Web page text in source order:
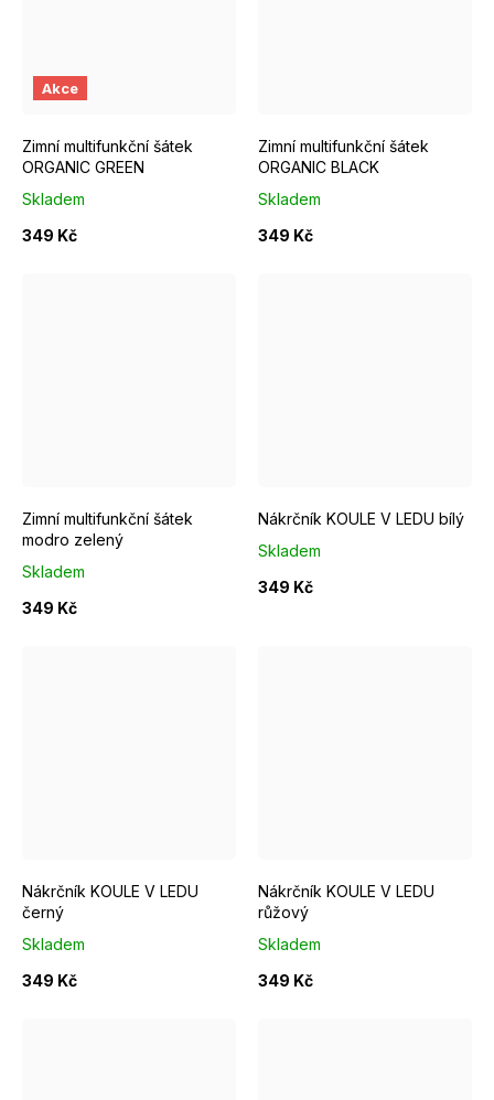
Akce
Zimní multifunkční šátek
ORGANIC GREEN
Skladem
349 Kč
Zimní multifunkční šátek
ORGANIC BLACK
Skladem
349 Kč
Zimní multifunkční šátek
modro zelený
Skladem
349 Kč
Nákrčník KOULE V LEDU bílý
Skladem
349 Kč
Nákrčník KOULE V LEDU
černý
Skladem
349 Kč
Nákrčník KOULE V LEDU
růžový
Skladem
349 Kč